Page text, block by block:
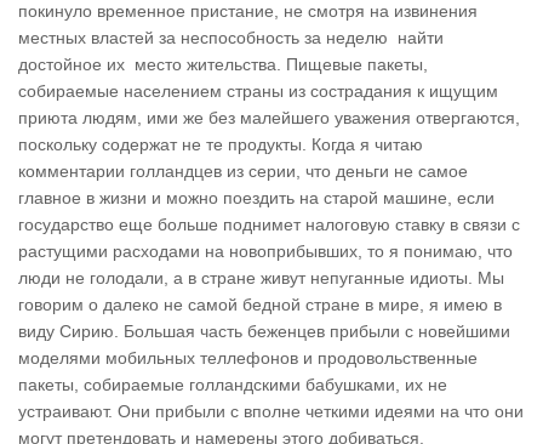
покинуло временное пристание, не смотря на извинения
местных властей за неспособность за неделю найти
достойное их место жительства. Пищевые пакеты,
собираемые населением страны из сострадания к ищущим
приюта людям, ими же без малейшего уважения отвергаются,
поскольку содержат не те продукты. Когда я читаю
комментарии голландцев из серии, что деньги не самое
главное в жизни и можно поездить на старой машине, если
государство еще больше поднимет налоговую ставку в связи с
растущими расходами на новоприбывших, то я понимаю, что
люди не голодали, а в стране живут непуганные идиоты. Мы
говорим о далеко не самой бедной стране в мире, я имею в
виду Сирию. Большая часть беженцев прибыли с новейшими
моделями мобильных теллефонов и продовольственные
пакеты, собираемые голландскими бабушками, их не
устраивают. Они прибыли с вполне четкими идеями на что они
могут претендовать и намерены этого добиваться.